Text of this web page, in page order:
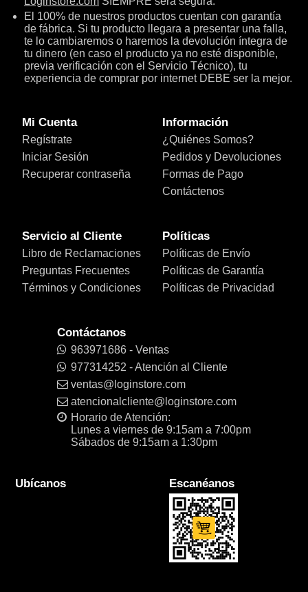
El 100% de nuestros productos cuentan con garantía
de fábrica. Si tu producto llegara a presentar una falla,
te lo cambiaremos o haremos la devolución íntegra de
tu dinero (en caso el producto ya no esté disponible,
previa verificación con el Servicio Técnico), tu
experiencia de comprar por internet DEBE ser la mejor.
Mi Cuenta
Regístrate
Iniciar Sesión
Recuperar contraseña
Información
¿Quiénes Somos?
Pedidos y Devoluciones
Formas de Pago
Contáctenos
Servicio al Cliente
Libro de Reclamaciones
Preguntas Frecuentes
Términos y Condiciones
Políticas
Políticas de Envío
Políticas de Garantía
Políticas de Privacidad
Contáctanos
963971686 - Ventas
977314252 - Atención al Cliente
ventas@loginstore.com
atencionalcliente@loginstore.com
Horario de Atención:
Lunes a viernes de 9:15am a 7:00pm
Sábados de 9:15am a 1:30pm
Ubícanos Escanéanos